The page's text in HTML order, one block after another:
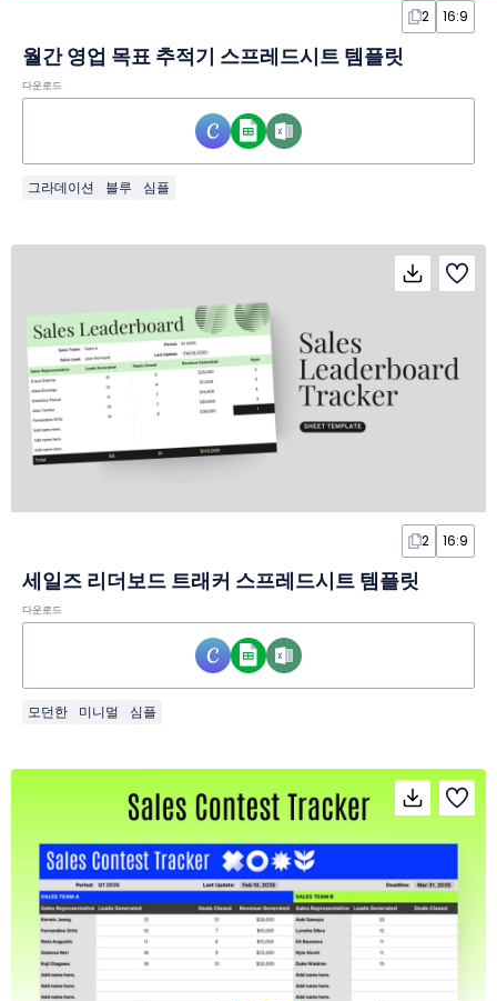
2 16:9
월간 영업 목표 추적기 스프레드시트 템플릿
다운로드
그라데이션 블루 심플
2 16:9
세일즈 리더보드 트래커 스프레드시트 템플릿
다운로드
모던한 미니멀 심플